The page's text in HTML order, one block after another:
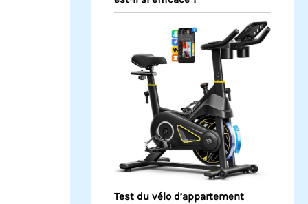
Test du vélo d’appartement